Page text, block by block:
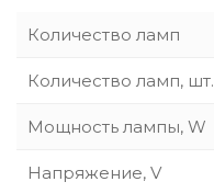
Количество ламп
Количество ламп, шт.
Мощность лампы, W
Напряжение, V